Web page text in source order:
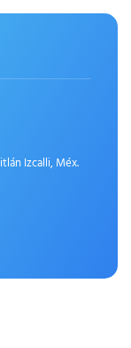
Izcalli, Méx.